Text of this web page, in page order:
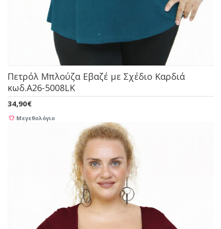
Πετρόλ Μπλούζα Εβαζέ με Σχέδιο Καρδιά
κωδ.A26-5008LK
34,90€
Μεγεθολόγιο